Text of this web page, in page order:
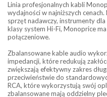
Linia profesjonalnych kabli
wydajności w najniższych
sprzęt nadawczy, instrumenty
klasy system Hi-Fi, Monoprice
połączeniowe.
Zbalansowane kable audio
impedancji, które redukują
zwiększają efektywny zakres
przeciwieństwie do
RCA, które wykorzystują swój
zbalansowane mają oddzielny